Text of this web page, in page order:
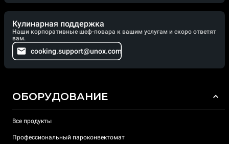
Кулинарная поддержка
Наши корпоративные шеф-повара к вашим услугам и скоро ответят
вам.
cooking.support@unox.com
ОБОРУДОВАНИЕ
Все продукты
Профессиональный пароконвектомат